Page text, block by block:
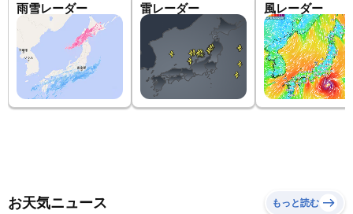
雨雪レーダー 雷レーダー 風レーダー
お天気ニュース もっと読む